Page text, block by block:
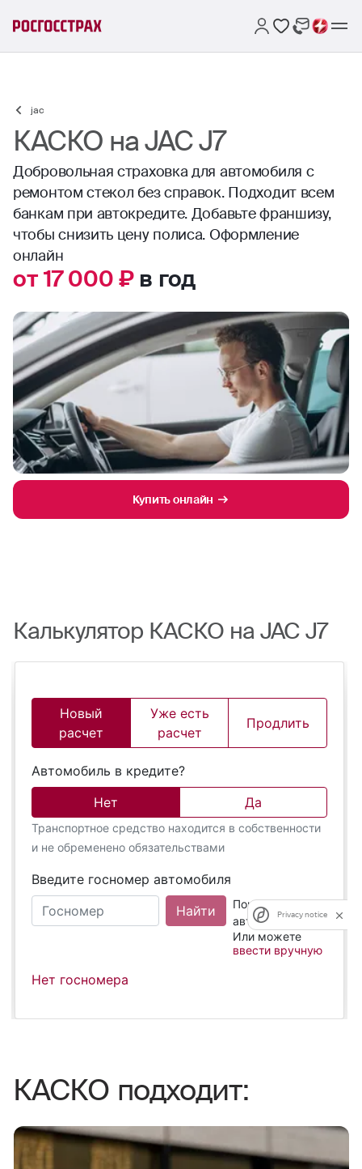
jac
КАСКО на JAC J7
Добровольная страховка для автомобиля с
ремонтом стекол без справок. Подходит всем
банкам при автокредите. Добавьте франшизу,
чтобы снизить цену полиса. Оформление
онлайн
от 17 000 ₽в год
Купить онлайн
Калькулятор КАСКО на JAC J7
КАСКО подходит: